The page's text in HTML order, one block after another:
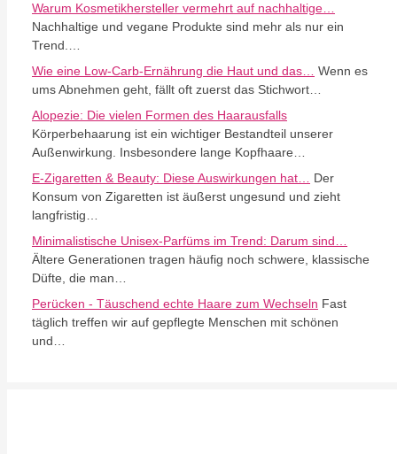
Warum Kosmetikhersteller vermehrt auf nachhaltige…
Nachhaltige und vegane Produkte sind mehr als nur ein
Trend.…
Wie eine Low-Carb-Ernährung die Haut und das…
Wenn es
ums Abnehmen geht, fällt oft zuerst das Stichwort…
Alopezie: Die vielen Formen des Haarausfalls
Körperbehaarung ist ein wichtiger Bestandteil unserer
Außenwirkung. Insbesondere lange Kopfhaare…
E-Zigaretten & Beauty: Diese Auswirkungen hat…
Der
Konsum von Zigaretten ist äußerst ungesund und zieht
langfristig…
Minimalistische Unisex-Parfüms im Trend: Darum sind…
Ältere Generationen tragen häufig noch schwere, klassische
Düfte, die man…
Perücken - Täuschend echte Haare zum Wechseln Fast
täglich treffen wir auf gepflegte Menschen mit schönen
und…